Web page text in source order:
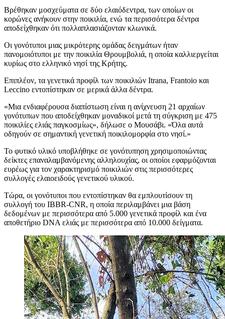
Βρέθηκαν μοσχεύματα σε δύο ελαιόδεντρα, των οποίων οι
κορώνες ανήκουν στην ποικιλία, ενώ τα περισσότερα δέντρα
αποδείχθηκαν ότι πολλαπλασιάζονταν κλωνικά.
Οι γονότυποι μιας μικρότερης ομάδας δειγμάτων ήταν
πανομοιότυποι με την ποικιλία Θρουμβολιά, η οποία καλλιεργείται
κυρίως στο ελληνικό νησί της Κρήτης.
Επιπλέον, τα γενετικά προφίλ των ποικιλιών Itrana, Frantoio και
Leccino εντοπίστηκαν σε μερικά άλλα δέντρα.
«Μια ενδιαφέρουσα διαπίστωση είναι η ανίχνευση 21 αρχαίων
γονότυπων που αποδείχθηκαν μοναδικοί μετά τη σύγκριση με 475
ποικιλίες ελιάς παγκοσμίως», δήλωσε ο Μουσάβι. «Όλα αυτά
οδηγούν σε σημαντική γενετική ποικιλομορφία στο νησί.»
Το φυτικό υλικό υποβλήθηκε σε γονότυπηση χρησιμοποιώντας
δείκτες επαναλαμβανόμενης αλληλουχίας, οι οποίοι εφαρμόζονται
ευρέως για τον χαρακτηρισμό ποικιλιών στις περισσότερες
συλλογές ελαιοειδούς γενετικού υλικού.
Τώρα, οι γονότυποι που εντοπίστηκαν θα εμπλουτίσουν τη
συλλογή του IBBR-CNR, η οποία περιλαμβάνει μια βάση
δεδομένων με περισσότερα από 5.000 γενετικά προφίλ και ένα
αποθετήριο DNA ελιάς με περισσότερα από 10.000 δείγματα.